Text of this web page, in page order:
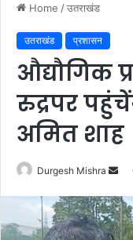
Home /उतराखंड
उतराखंड प्रशासन
औद्यौगिक
रुद्रपर
अमित शाह
Durgesh Mishra